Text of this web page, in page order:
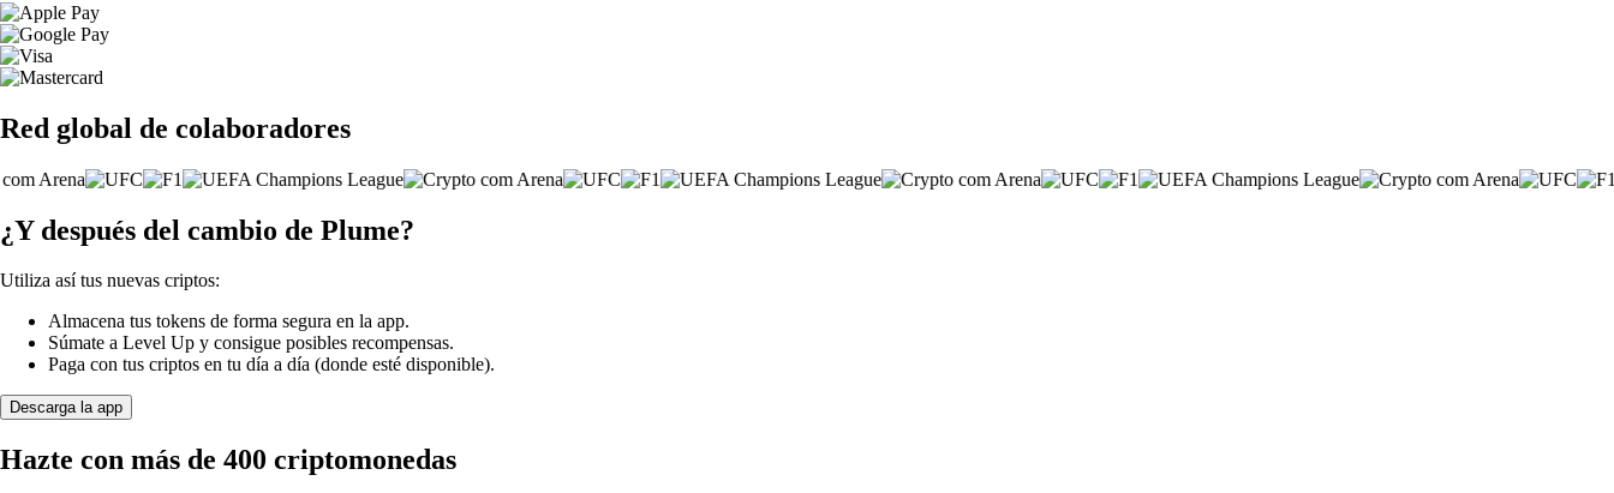
Red global de colaboradores
¿Y después del cambio de Plume?
Utiliza así tus nuevas criptos:
Almacena tus tokens de forma segura en la app.
Súmate a Level Up y consigue posibles recompensas.
Paga con tus criptos en tu día a día (donde esté disponible).
Descarga la app
Hazte con más de 400 criptomonedas